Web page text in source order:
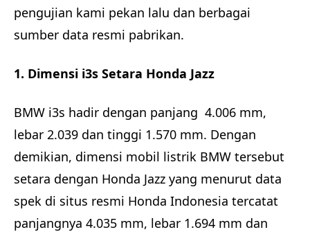
pengujian kami pekan lalu dan berbagai
sumber data resmi pabrikan.
1. Dimensi i3s Setara Honda Jazz
BMW i3s hadir dengan panjang 4.006 mm,
lebar 2.039 dan tinggi 1.570 mm. Dengan
demikian, dimensi mobil listrik BMW tersebut
setara dengan Honda Jazz yang menurut data
spek di situs resmi Honda Indonesia tercatat
panjangnya 4.035 mm, lebar 1.694 mm dan